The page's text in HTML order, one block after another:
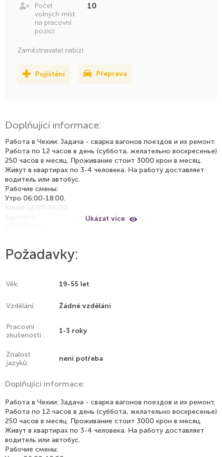
Počet
volných míst
na pracovní
pozici:
10
Zaměstnavatel nabízí:
Pojištění Přeprava
Doplňující informace:
Работа в Чехии: Задача - сварка вагонов поездов и их ремонт.
Работа по 12 часов в день (суббота, желательно воскресенье)
250 часов в месяц. Проживание стоит 3000 крон в месяц.
Живут в квартирах по 3-4 человека. На работу доставляет
водитель или автобус.
Рабочие смены:
Утро 06:00-18:00.
Работа в Лауни или Нимбурке.
Необходимые навыки:
-работать под высоким давлением
Стыковой шов за три прохода (корень, заполнитель, стыковой
ТЕЛЕГРАММА: ****
WHATSAPP: ****
Ukázat více
Požadavky:
Věk: 19-55 let
Vzdělání: Žádné vzdělání
Pracovní
zkušenosti :
1-3 roky
Znalost
jazyků:
není potřeba
Doplňující informace:
Работа в Чехии: Задача - сварка вагонов поездов и их ремонт.
Работа по 12 часов в день (суббота, желательно воскресенье)
250 часов в месяц. Проживание стоит 3000 крон в месяц.
Живут в квартирах по 3-4 человека. На работу доставляет
водитель или автобус.
Рабочие смены: